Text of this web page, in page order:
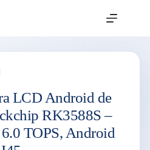
LCD Android de
RK3588S –
TOPS, Android